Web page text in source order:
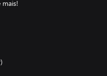
mais!